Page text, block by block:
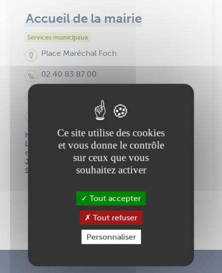
Accueil de la mairie
Services municipaux
Place Maréchal Foch
02 40 83 87 00
Infos accessibilité
HORAIRES :
Lundi, mardi, mercredi, vendredi: 9h-12h30
et 14h-17h15
Jeudi
: 9h-12h30
Samedi
: 9h à 12h
Ce site utilise des cookies
et vous donne le contrôle
sur ceux que vous
souhaitez activer
Tout accepter
Tout refuser
Personnaliser